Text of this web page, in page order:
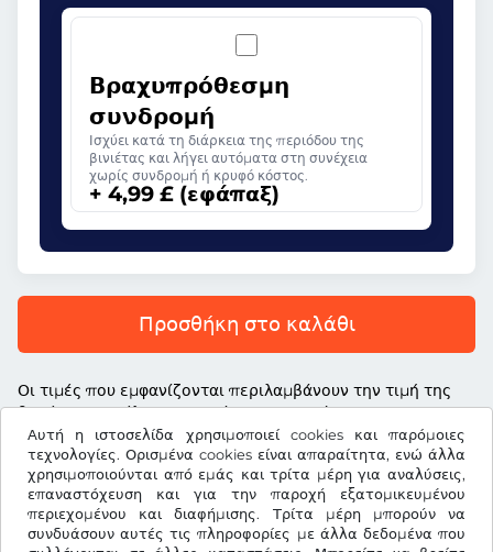
Αυτή η ιστοσελίδα χρησιμοποιεί cookies και παρόμοιες
τεχνολογίες. Ορισμένα cookies είναι απαραίτητα, ενώ άλλα
χρησιμοποιούνται από εμάς και τρίτα μέρη για αναλύσεις,
επαναστόχευση και για την παροχή εξατομικευμένου
περιεχομένου και διαφήμισης. Τρίτα μέρη μπορούν να
συνδυάσουν αυτές τις πληροφορίες με άλλα δεδομένα που
Βραχυπρόθεσμη
συνδρομή
Ισχύει κατά τη διάρκεια της περιόδου της
βινιέτας και λήγει αυτόματα στη συνέχεια
χωρίς συνδρομή ή κρυφό κόστος.
+ 4,99 £ (εφάπαξ)
Προσθήκη στο καλάθι
Οι τιμές που εμφανίζονται περιλαμβάνουν την τιμή της
βινιέτας, το τέλος υπηρεσίας και τον νόμιμο ΦΠΑ
£GBP